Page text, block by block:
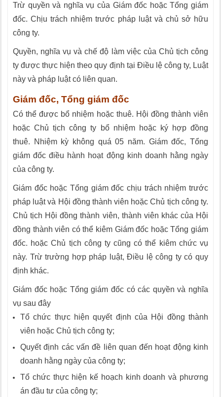
Trừ quyền và nghĩa vụ của Giám đốc hoặc Tổng giám
đốc. Chịu trách nhiệm trước pháp luật và chủ sở hữu
công ty.
Quyền, nghĩa vụ và chế độ làm việc của Chủ tịch công
ty được thực hiện theo quy định tại Điều lệ công ty, Luật
này và pháp luật có liên quan.
Giám đốc, Tổng giám đốc
Có thể được bổ nhiệm hoặc thuê. Hội đồng thành viên
hoặc Chủ tịch công ty bổ nhiệm hoặc ký hợp đồng
thuê. Nhiệm kỳ không quá 05 năm. Giám đốc, Tổng
giám đốc điều hành hoạt động kinh doanh hằng ngày
của công ty.
Giám đốc hoặc Tổng giám đốc chịu trách nhiệm trước
pháp luật và Hội đồng thành viên hoặc Chủ tịch công ty.
Chủ tịch Hội đồng thành viên, thành viên khác của Hội
đồng thành viên có thể kiêm Giám đốc hoặc Tổng giám
đốc. hoặc Chủ tịch công ty cũng có thể kiêm chức vụ
này. Trừ trường hợp pháp luật, Điều lệ công ty có quy
định khác.
Giám đốc hoặc Tổng giám đốc có các quyền và nghĩa
vụ sau đây
Tổ chức thực hiện quyết định của Hội đồng thành
viên hoặc Chủ tịch công ty;
Quyết định các vấn đề liên quan đến hoạt động kinh
doanh hằng ngày của công ty;
Tổ chức thực hiện kế hoạch kinh doanh và phương
án đầu tư của công ty;